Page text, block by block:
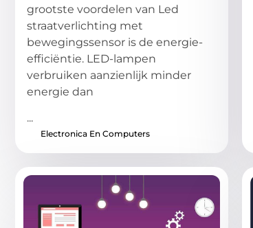
grootste voordelen van Led
straatverlichting met
bewegingssensor is de energie-
efficiëntie. LED-lampen
verbruiken aanzienlijk minder
energie dan
...
Electronica En Computers